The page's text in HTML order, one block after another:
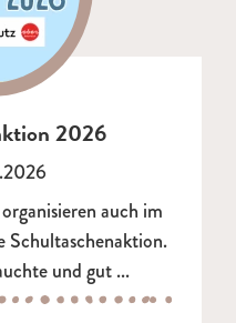
2026
am:
auch im
Schultaschenaktion.
und gut ...